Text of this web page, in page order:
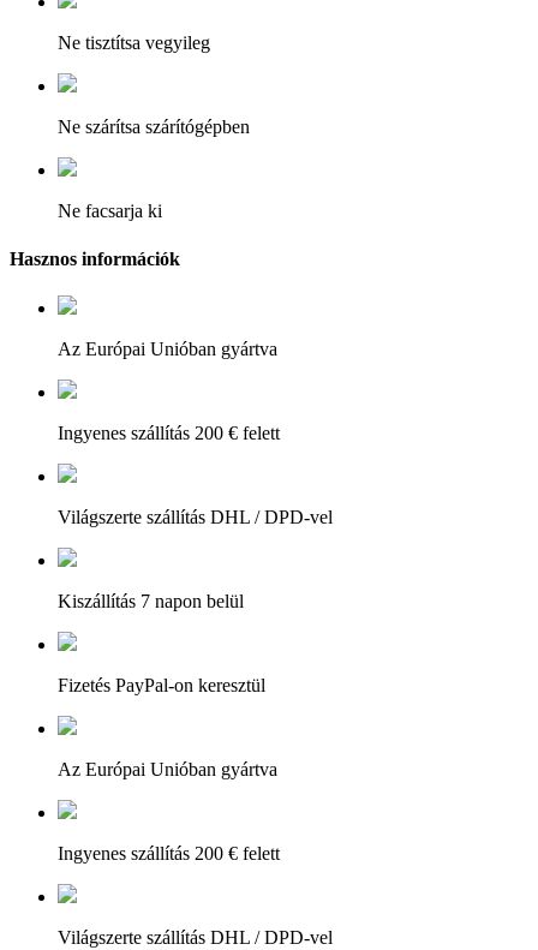
Ne tisztítsa vegyileg
Ne szárítsa szárítógépben
Ne facsarja ki
Hasznos információk
Az Európai Unióban gyártva
Ingyenes szállítás 200 € felett
Világszerte szállítás DHL / DPD-vel
Kiszállítás 7 napon belül
Fizetés PayPal-on keresztül
Az Európai Unióban gyártva
Ingyenes szállítás 200 € felett
Világszerte szállítás DHL / DPD-vel